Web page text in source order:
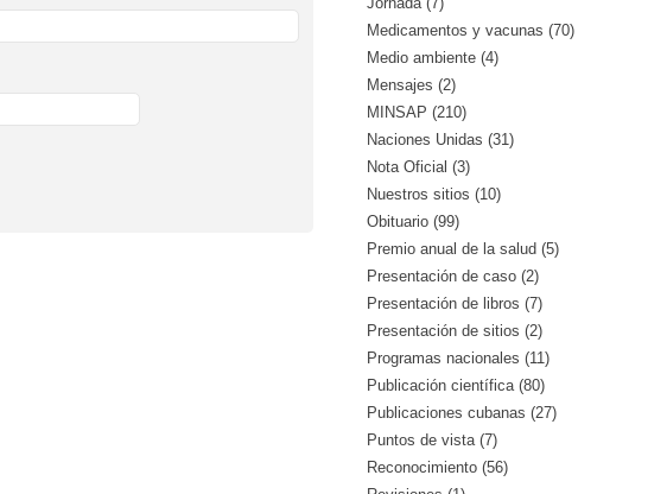
Medicamentos y vacunas (70)
Medio ambiente (4)
Mensajes (2)
MINSAP (210)
Naciones Unidas (31)
Nota Oficial (3)
Nuestros sitios (10)
Obituario (99)
Premio anual de la salud (5)
Presentación de caso (2)
Presentación de libros (7)
Presentación de sitios (2)
Programas nacionales (11)
Publicación científica (80)
Publicaciones cubanas (27)
Puntos de vista (7)
Reconocimiento (56)